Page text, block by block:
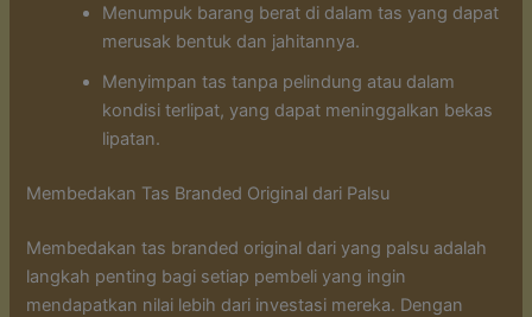
Menumpuk barang berat di dalam tas yang dapat
merusak bentuk dan jahitannya.
Menyimpan tas tanpa pelindung atau dalam
kondisi terlipat, yang dapat meninggalkan bekas
lipatan.
Membedakan Tas Branded Original dari Palsu
Membedakan tas branded original dari yang palsu adalah
langkah penting bagi setiap pembeli yang ingin
mendapatkan nilai lebih dari investasi mereka. Dengan